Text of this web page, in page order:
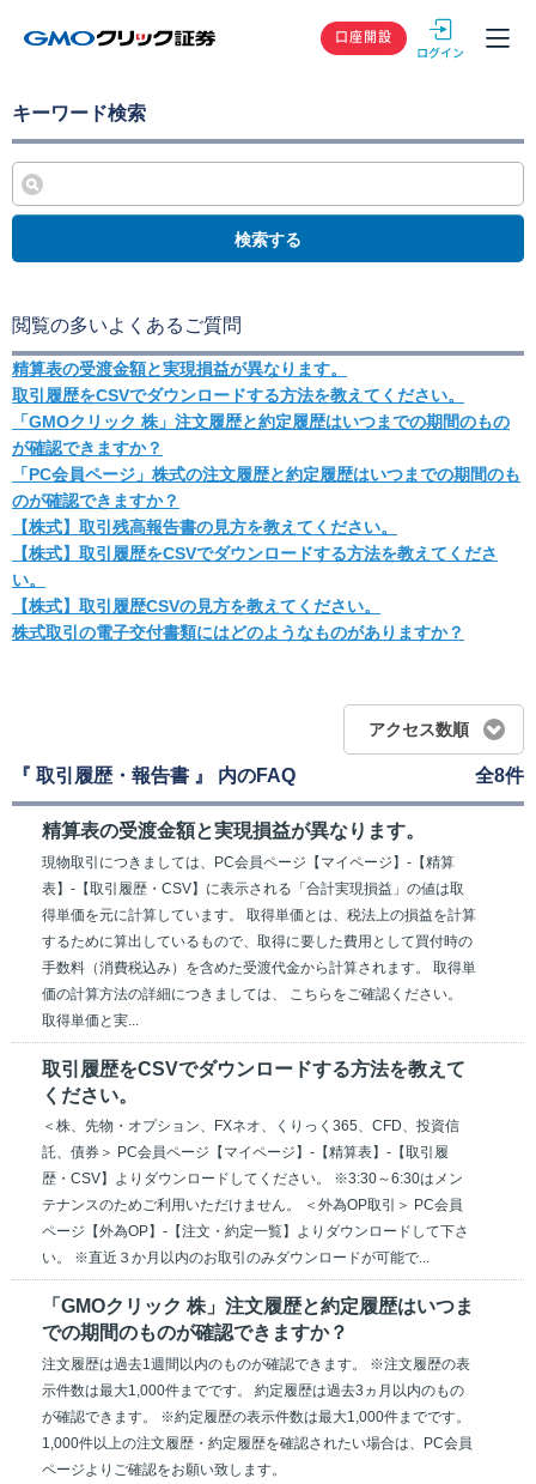
GMOクリック
口座開設
キーワード検索
検索する
閲覧の多いよくあるご質問
精算表の受渡金額と実現損益が異なります。
取引履歴をCSVでダウンロードする方法を教えてください。
「GMOクリック 株」注文履歴と約定履歴はいつまでの期間のもの
が確認できますか？
「PC会員ページ」株式の注文履歴と約定履歴はいつまでの期間のも
のが確認できますか？
【株式】取引残高報告書の見方を教えてください。
【株式】取引履歴をCSVでダウンロードする方法を教えてくださ
い。
【株式】取引履歴CSVの見方を教えてください。
株式取引の電子交付書類にはどのようなものがありますか？
アクセス数順
『 取引履歴・報告書 』 内のFAQ 全8件
精算表の受渡金額と実現損益が異なります。
現物取引につきましては、PC会員ページ【マイページ】-【精算
表】-【取引履歴・CSV】に表示される「合計実現損益」の値は取
得単価を元に計算しています。 取得単価とは、税法上の損益を計算
するために算出しているもので、取得に要した費用として買付時の
手数料（消費税込み）を含めた受渡代金から計算されます。 取得単
価の計算方法の詳細につきましては、 こちらをご確認ください。
取得単価と実...
取引履歴をCSVでダウンロードする方法を教えて
ください。
＜株、先物・オプション、FXネオ、くりっく365、CFD、投資信
託、債券＞ PC会員ページ【マイページ】-【精算表】-【取引履
歴・CSV】よりダウンロードしてください。 ※3:30～6:30はメン
テナンスのためご利用いただけません。 ＜外為OP取引＞ PC会員
ページ【外為OP】-【注文・約定一覧】よりダウンロードして下さ
い。 ※直近３か月以内のお取引のみダウンロードが可能で...
「GMOクリック 株」注文履歴と約定履歴はいつま
での期間のものが確認できますか？
注文履歴は過去1週間以内のものが確認できます。 ※注文履歴の表
示件数は最大1,000件までです。 約定履歴は過去3ヵ月以内のもの
が確認できます。 ※約定履歴の表示件数は最大1,000件までです。
1,000件以上の注文履歴・約定履歴を確認されたい場合は、PC会員
ページよりご確認をお願い致します。